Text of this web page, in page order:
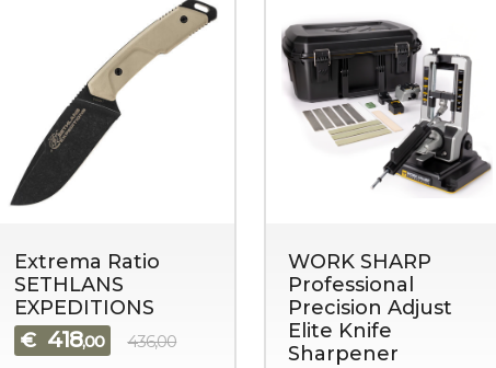
Extrema Ratio
SETHLANS
EXPEDITIONS
€ 418,00 436,00
WORK SHARP
Professional
Precision Adjust
Elite Knife
Sharpener